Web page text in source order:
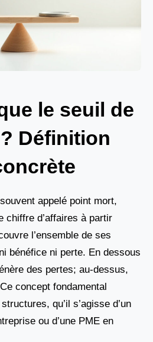
le seuil de
Définition
appelé point mort,
chiffre d’affaires à partir
l’ensemble de ses
bénéfice ni perte. En dessous
des pertes; au-dessus,
concept fondamental
qu’il s’agisse d’un
ou d’une PME en